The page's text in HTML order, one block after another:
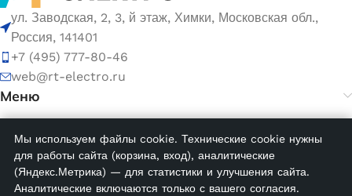
ул. Заводская, 2, 3, й этаж, Химки, Московская обл.,
Россия, 141401
+7 (495) 777-80-46
web@rt-electro.ru
Меню
© 2026 ООО «РТ ЭЛЕКТРО». ИНН 5047168752, ОГРН
1155047005145.
Мы используем файлы cookie. Технические cookie нужны
для работы сайта (корзина, вход), аналитические
(Яндекс.Метрика) — для статистики и улучшения сайта.
Аналитические включаются только с вашего согласия.